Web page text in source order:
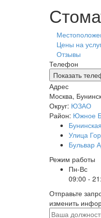
Цены на
Отзывы
Телефон
Показать
Адрес
Москва,
Округ: ЮЗАО
Район: Южное
Улица
Бульвар
Режим работы
Пн-Вс
09:00 -
Отправьте
изменить